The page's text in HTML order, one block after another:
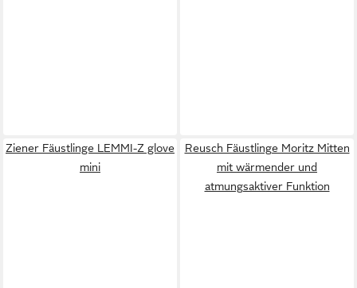
Ziener Fäustlinge LEMMI-Z glove
mini
Reusch Fäustlinge Moritz Mitten
mit wärmender und
atmungsaktiver Funktion